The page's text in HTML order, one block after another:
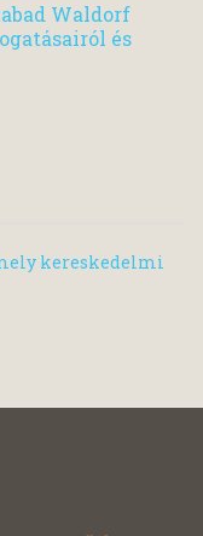
Waldorf
és
kereskedelmi